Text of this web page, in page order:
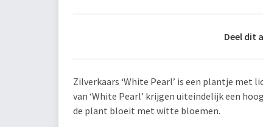
Deel dit
Zilverkaars ‘White Pearl’ is een plantje met
van ‘White Pearl’ krijgen uiteindelijk een
de plant bloeit met witte bloemen.